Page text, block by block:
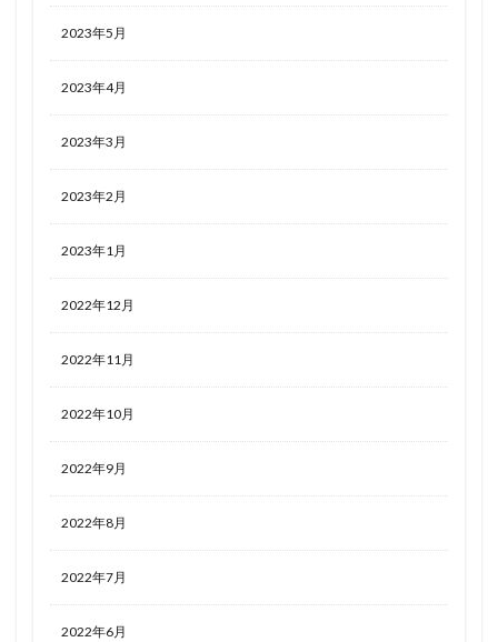
2023年5月
2023年4月
2023年3月
2023年2月
2023年1月
2022年12月
2022年11月
2022年10月
2022年9月
2022年8月
2022年7月
2022年6月